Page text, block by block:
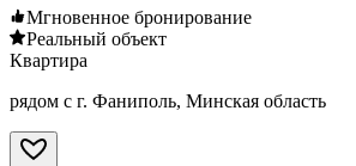
Мгновенное бронирование
Реальный объект
Квартира
рядом с г. Фаниполь, Минская область